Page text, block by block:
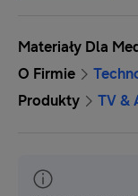
Materiały Dla
O Firmie
Produkty
TV &